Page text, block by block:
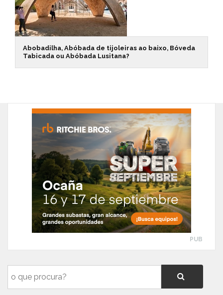
Abobadilha, Abóbada de tijoleiras ao baixo, Bóveda
Tabicada ou Abóbada Lusitana?
PUB